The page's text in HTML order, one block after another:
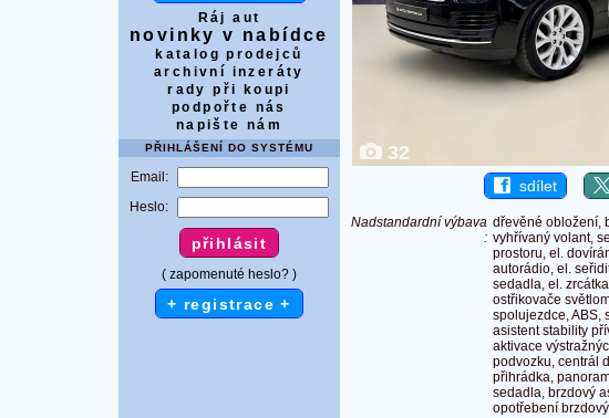
Ráj aut
novinky v nabídce
katalog prodejců
archivní inzeráty
rady při koupi
podpořte nás
napište nám
PŘIHLÁŠENÍ DO SYSTÉMU
Email:
Heslo:
( zapomenuté heslo? )
+ registrace +
32
sdílet
Nadstandardní výbava
:
dřevěné obložení,
vyhřívaný volant,
prostoru, el.
autorádio, el.
sedadla, el.
ostřikovače
spolujezdce, ABS,
asistent stability
aktivace
podvozku, centrál
přihrádka,
sedadla, brzdový
opotřebení